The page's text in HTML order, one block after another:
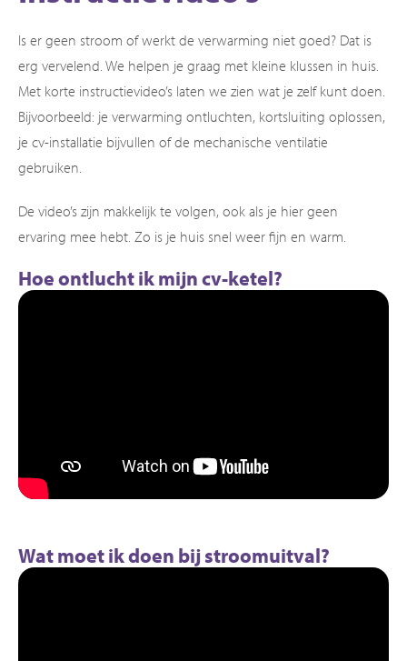
Is er geen stroom of werkt de verwarming niet goed? Dat is
erg vervelend. We helpen je graag met kleine klussen in huis.
Met korte instructievideo’s laten we zien wat je zelf kunt doen.
Bijvoorbeeld: je verwarming ontluchten, kortsluiting oplossen,
je cv-installatie bijvullen of de mechanische ventilatie
gebruiken.
De video’s zijn makkelijk te volgen, ook als je hier geen
ervaring mee hebt. Zo is je huis snel weer fijn en warm.
Hoe ontlucht ik mijn cv-ketel?
Wat moet ik doen bij stroomuitval?